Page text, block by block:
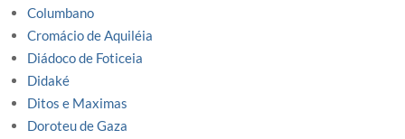
Columbano
Cromácio de Aquiléia
Diádoco de Foticeia
Didaké
Ditos e Maximas
Doroteu de Gaza